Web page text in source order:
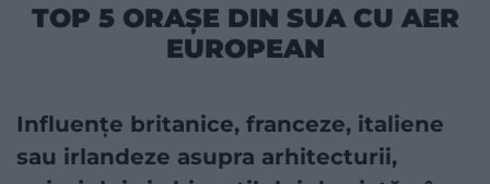
TOP 5 ORAȘE DIN SUA CU AER
EUROPEAN
Influențe britanice, franceze, italiene
sau irlandeze asupra arhitecturii,